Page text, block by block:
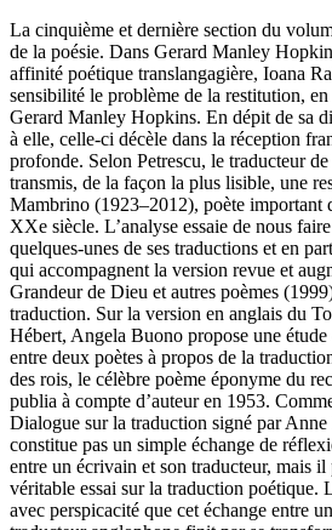
La cinquième et dernière section du
de la poésie. Dans Gerard Manley
affinité poétique translangagière, Ioana
sensibilité le problème de la restitution,
Gerard Manley Hopkins. En dépit de sa
à elle, celle-ci décèle dans la réception
profonde. Selon Petrescu, le traducteur
transmis, de la façon la plus lisible, une
Mambrino (1923–2012), poète important
XXe siècle. L’analyse essaie de nous
quelques-unes de ses traductions et en
qui accompagnent la version revue et
Grandeur de Dieu et autres poèmes
traduction. Sur la version en anglais du
Hébert, Angela Buono propose une
entre deux poètes à propos de la
des rois, le célèbre poème éponyme du
publia à compte d’auteur en 1953.
Dialogue sur la traduction signé par
constitue pas un simple échange de
entre un écrivain et son traducteur, mais il
véritable essai sur la traduction poétique.
avec perspicacité que cet échange entre